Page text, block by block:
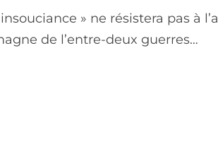
» ne résistera pas à
de l’entre-deux guerres…